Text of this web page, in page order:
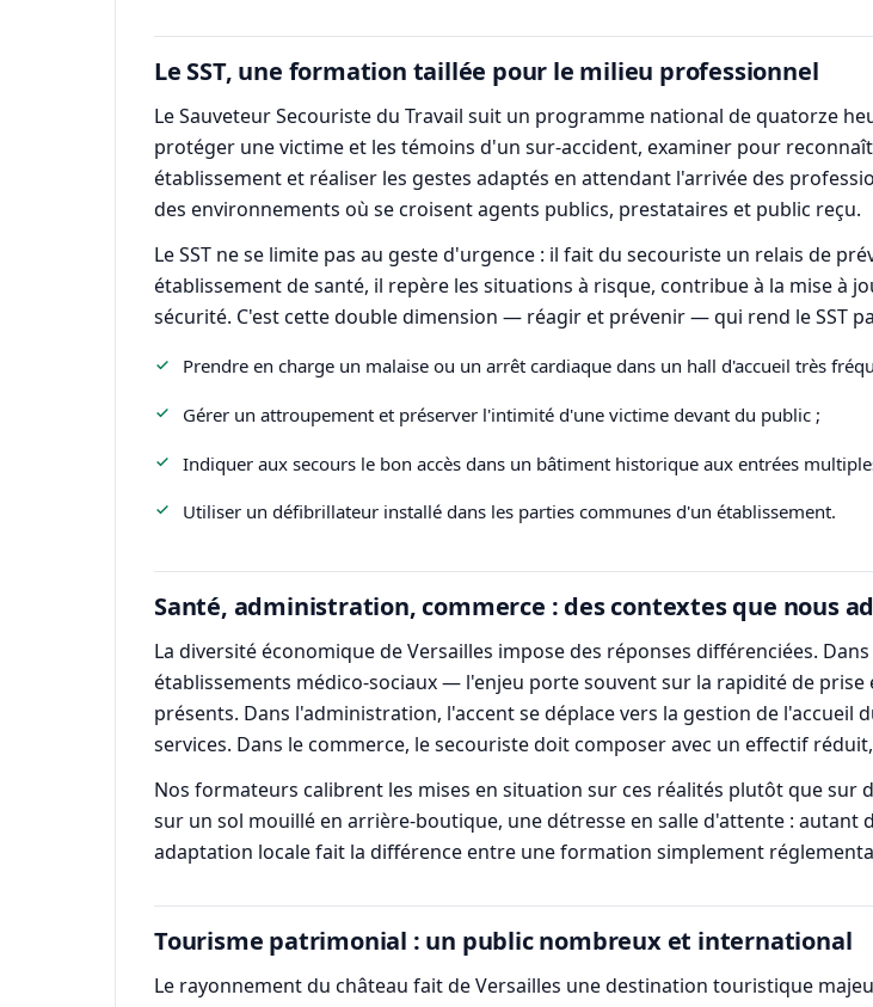
Le SST, une formation taillée pour le milieu professionnel
Le Sauveteur Secouriste du Travail suit un programme national de quatorze
protéger une victime et les témoins d'un sur-accident, examiner pour
établissement et réaliser les gestes adaptés en attendant l'arrivée des
des environnements où se croisent agents publics, prestataires et public reçu.
Le SST ne se limite pas au geste d'urgence : il fait du secouriste un relais de
établissement de santé, il repère les situations à risque, contribue à la mise à
sécurité. C'est cette double dimension — réagir et prévenir — qui rend le SST
Prendre en charge un malaise ou un arrêt cardiaque dans un hall d'accueil très
Gérer un attroupement et préserver l'intimité d'une victime devant du public ;
Indiquer aux secours le bon accès dans un bâtiment historique aux entrées
Utiliser un défibrillateur installé dans les parties communes d'un établissement.
Santé, administration, commerce : des contextes que nous
La diversité économique de Versailles impose des réponses différenciées.
établissements médico-sociaux — l'enjeu porte souvent sur la rapidité de
présents. Dans l'administration, l'accent se déplace vers la gestion de
services. Dans le commerce, le secouriste doit composer avec un effectif
Nos formateurs calibrent les mises en situation sur ces réalités plutôt que sur
sur un sol mouillé en arrière-boutique, une détresse en salle d'attente :
adaptation locale fait la différence entre une formation simplement
Tourisme patrimonial : un public nombreux et international
Le rayonnement du château fait de Versailles une destination touristique